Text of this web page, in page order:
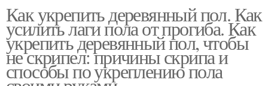
Как укрепить деревянный пол. Как
усилить лаги пола от прогиба. Как
укрепить деревянный пол, чтобы
не скрипел: причины скрипа и
способы по укреплению пола